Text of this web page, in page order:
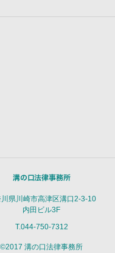
県川崎市高津区溝口2-3-10
内田ビル3F
T.044-750-7312
©2017 溝の口法律事務所